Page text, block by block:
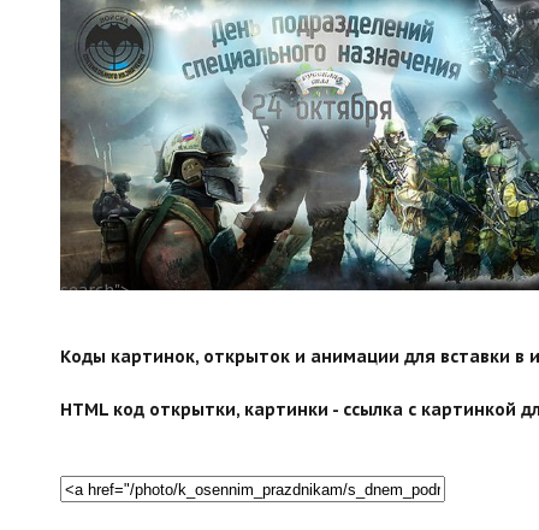
search">
Коды картинок, открыток и анимации для вставки в
HTML код открытки, картинки - ссылка с картинкой